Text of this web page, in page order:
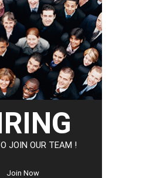
JOIN OUR TEAM !
Join Now